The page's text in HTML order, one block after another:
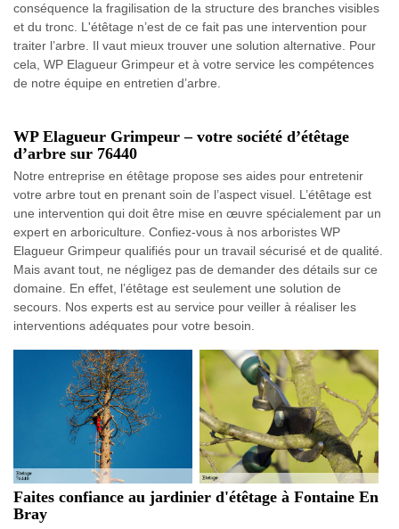
conséquence la fragilisation de la structure des branches visibles
et du tronc. L'étêtage n’est de ce fait pas une intervention pour
traiter l’arbre. Il vaut mieux trouver une solution alternative. Pour
cela, WP Elagueur Grimpeur et à votre service les compétences
de notre équipe en entretien d’arbre.
WP Elagueur Grimpeur – votre société d’étêtage
d’arbre sur 76440
Notre entreprise en étêtage propose ses aides pour entretenir
votre arbre tout en prenant soin de l’aspect visuel. L’étêtage est
une intervention qui doit être mise en œuvre spécialement par un
expert en arboriculture. Confiez-vous à nos arboristes WP
Elagueur Grimpeur qualifiés pour un travail sécurisé et de qualité.
Mais avant tout, ne négligez pas de demander des détails sur ce
domaine. En effet, l’étêtage est seulement une solution de
secours. Nos experts est au service pour veiller à réaliser les
interventions adéquates pour votre besoin.
Faites confiance au jardinier d'étêtage à Fontaine En
Bray